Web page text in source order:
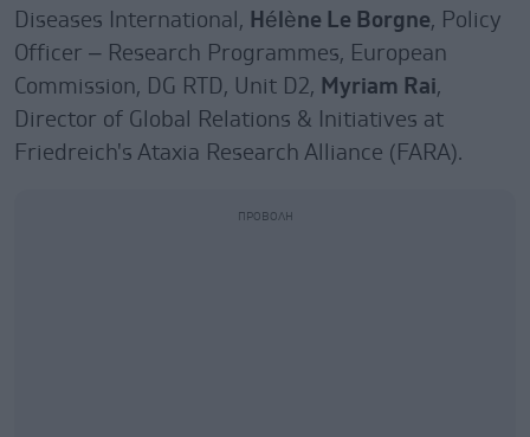
Diseases International, Hélène Le Borgne, Policy
Officer – Research Programmes, European
Commission, DG RTD, Unit D2, Myriam Rai,
Director of Global Relations & Initiatives at
Friedreich's Ataxia Research Alliance (FARA).